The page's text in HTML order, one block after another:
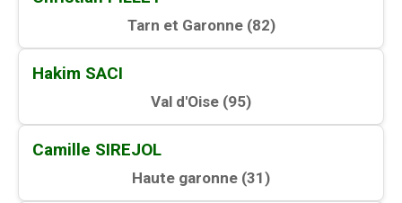
Tarn et Garonne (82)
Hakim SACI
Val d'Oise (95)
Camille SIREJOL
Haute garonne (31)